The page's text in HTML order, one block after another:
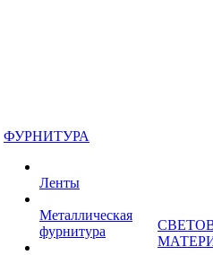
ФУРНИТУРА
Ленты
Металлическая
фурнитура